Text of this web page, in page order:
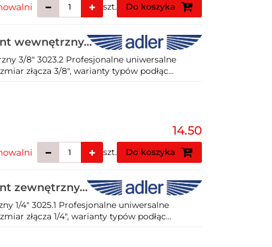
szt. Do koszyka
wewnętrzny
3/8" 3023.2 Profesjonalne uniwersalne
złącza 3/8", warianty typów podłąc...
14.50
szt. Do koszyka
zewnętrzny
1/4" 3025.1 Profesjonalne uniwersalne
złącza 1/4", warianty typów podłąc...